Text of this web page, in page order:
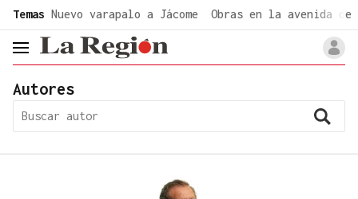
Temas Nuevo varapalo a Jácome Obras en la avenida de
header.menu.open
Autores